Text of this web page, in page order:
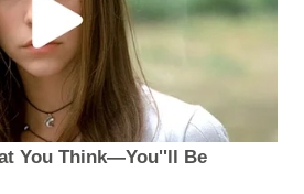
You Think—You''ll Be